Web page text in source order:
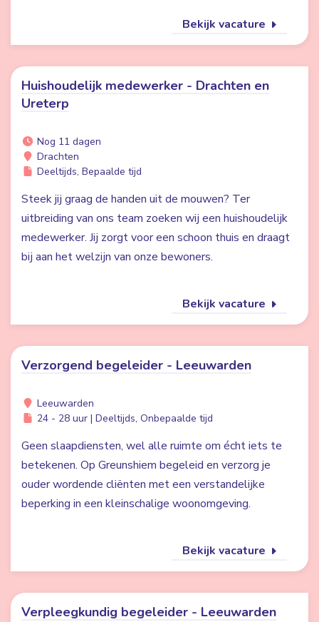
Bekijk vacature
Huishoudelijk medewerker - Drachten en
Ureterp
Nog 11 dagen
Drachten
Deeltijds, Bepaalde tijd
Steek jij graag de handen uit de mouwen? Ter
uitbreiding van ons team zoeken wij een huishoudelijk
medewerker. Jij zorgt voor een schoon thuis en draagt
bij aan het welzijn van onze bewoners.
Bekijk vacature
Verzorgend begeleider - Leeuwarden
Leeuwarden
24 - 28 uur | Deeltijds, Onbepaalde tijd
Geen slaapdiensten, wel alle ruimte om écht iets te
betekenen. Op Greunshiem begeleid en verzorg je
ouder wordende cliënten met een verstandelijke
beperking in een kleinschalige woonomgeving.
Bekijk vacature
Verpleegkundig begeleider - Leeuwarden